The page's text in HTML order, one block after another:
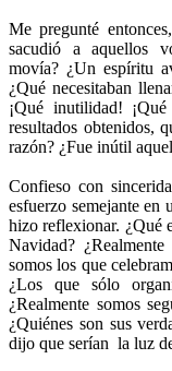
Me pregunté
sacudió a aquellos
movía? ¿Un espíritu
¿Qué necesitaban
¡Qué inutilidad!
resultados obtenidos,
razón? ¿Fue inútil
Confieso con
esfuerzo semejante en
hizo reflexionar. ¿Qué
Navidad?
somos los que
¿Los que sólo
¿Realmente somos
¿Quiénes son sus
dijo que serían la luz